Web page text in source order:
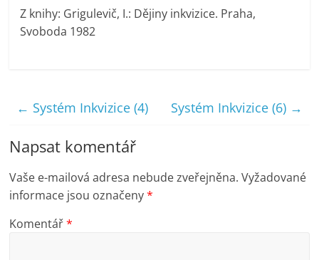
Z knihy: Grigulevič, I.: Dějiny inkvizice. Praha,
Svoboda 1982
← Systém Inkvizice (4) Systém Inkvizice (6) →
Napsat komentář
Vaše e-mailová adresa nebude zveřejněna. Vyžadované
informace jsou označeny*
Komentář*